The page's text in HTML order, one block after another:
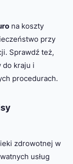
na koszty
przy
Sprawdź też,
do kraju i
procedurach.
zdrowotnej w
usług